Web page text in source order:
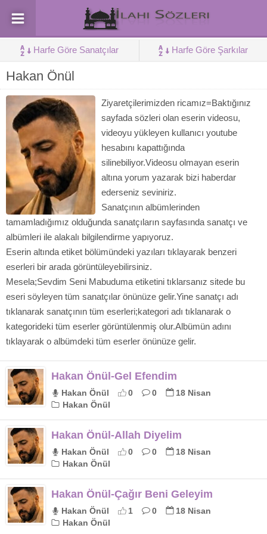
Harfe Göre Sanatçılar Harfe Göre Şarkılar
Hakan Önül
Ziyaretçilerimizden ricamız=Baktığınız
sayfada sözleri olan eserin videosu,
videoyu yükleyen kullanıcı youtube
hesabını kapattığında
silinebiliyor.Videosu olmayan eserin
altına yorum yazarak bizi haberdar
ederseniz seviniriz.
Sanatçının albümlerinden
tamamladığımız olduğunda sanatçıların sayfasında sanatçı ve
albümleri ile alakalı bilgilendirme yapıyoruz.
Eserin altında etiket bölümündeki yazıları tıklayarak benzeri
eserleri bir arada görüntüleyebilirsiniz.
Mesela;Sevdim Seni Mabuduma etiketini tıklarsanız sitede bu
eseri söyleyen tüm sanatçılar önünüze gelir.Yine sanatçı adı
tıklanarak sanatçının tüm eserleri;kategori adı tıklanarak o
kategorideki tüm eserler görüntülenmiş olur.Albümün adını
tıklayarak o albümdeki tüm eserler önünüze gelir.
Hakan Önül-Gel Efendim
Hakan Önül 0 0
18 Nisan
Hakan Önül
Hakan Önül-Allah Diyelim
Hakan Önül 0 0
18 Nisan
Hakan Önül
Hakan Önül-Çağır Beni Geleyim
Hakan Önül 1 0
18 Nisan
Hakan Önül